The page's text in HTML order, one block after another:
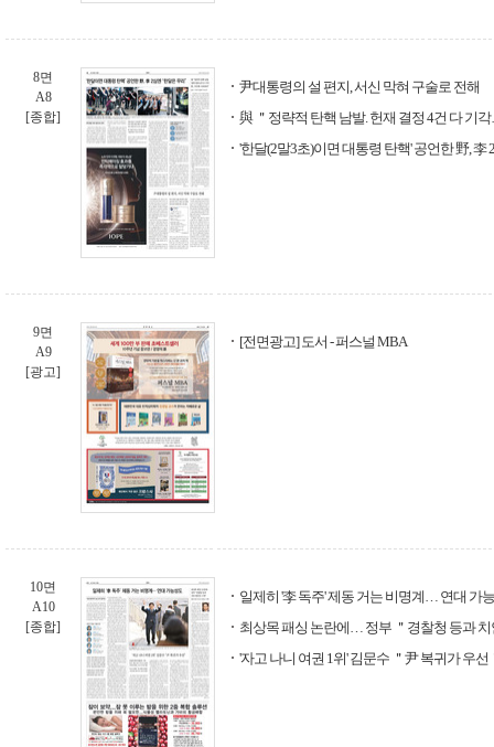
8면
A8
[종합]
尹대통령의 설 편지, 서신 막혀 구술로 전해
與 ＂정략적 탄핵 남발. 헌재 결정 4건 다 기
'한달(2말3초)이면 대통령 탄핵' 공언한 野, 李
9면
A9
[광고]
[전면광고] 도서 - 퍼스널 MBA
10면
A10
[종합]
일제히 '李 독주' 제동 거는 비명계… 연대 가
최상목 패싱 논란에… 정부 ＂경찰청 등과
'자고 나니 여권 1위' 김문수 ＂尹 복귀가 우선